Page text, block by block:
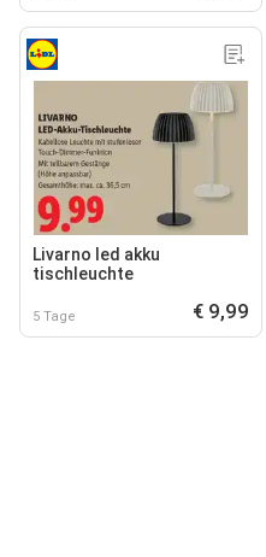
Livarno led akku
tischleuchte
5 Tage € 9,99